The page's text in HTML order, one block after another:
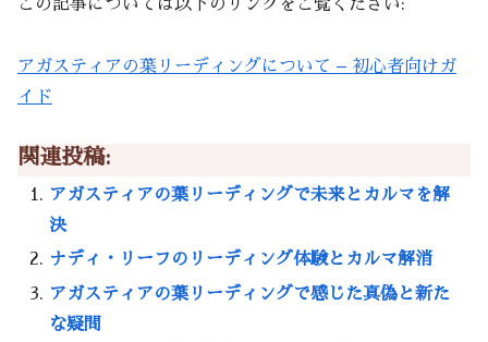
この記事については以下のリンクをご覧ください:
アガスティアの葉リーディングについて – 初心者向けガ
イド
関連投稿:
アガスティアの葉リーディングで未来とカルマを解
決
ナディ・リーフのリーディング体験とカルマ解消
アガスティアの葉リーディングで感じた真偽と新た
な疑問